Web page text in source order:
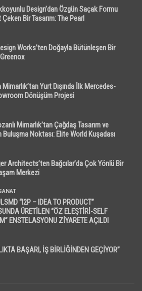
Design’dan Özgün Saçak Formu
Bir Tasarım: The Pearl
Works’ten Doğayla Bütünleşen Bir
Yurt Dışında İlk Mercedes-
Dönüşüm Projesi
Mimarlık’tan Çağdaş Tasarım ve
Buluşma Noktası: Elite World Kuşadası
Architects’ten Bağcılar’da Çok Yönlü Bir
Merkezi
“I2P – IDEA TO PRODUCT”
ÜRETİLEN “ÖZ ELEŞTİRİ-SELF
ENSTELASYONU ZİYARETE AÇILDI
BAŞARI, İŞ BİRLİĞİNDEN GEÇİYOR”